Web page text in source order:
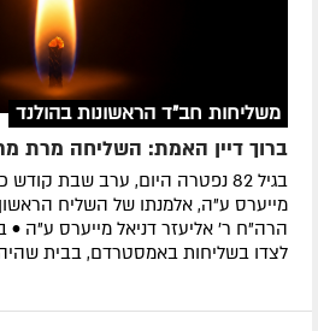
משליחות חב"ד הראשונות בהולנד
ברוך דיין האמת: השליחה מרת
בגיל 82 נפטרה היום, ערב שבת
מייערס ע"ה, אלמנתו של השליח
הרה"ח ר' אליעזר דניאל מייערס ע"ה
לצדו בשליחות באמסטרדם, בבית